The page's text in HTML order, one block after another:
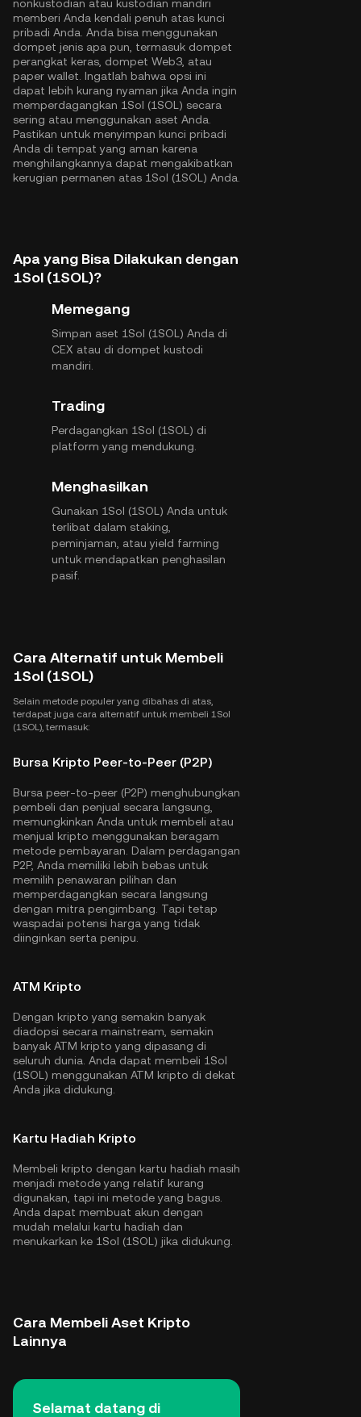
nonkustodian atau kustodian mandiri
memberi Anda kendali penuh atas kunci
pribadi Anda. Anda bisa menggunakan
dompet jenis apa pun, termasuk dompet
perangkat keras, dompet Web3, atau
paper wallet. Ingatlah bahwa opsi ini
dapat lebih kurang nyaman jika Anda ingin
memperdagangkan 1Sol (1SOL) secara
sering atau menggunakan aset Anda.
Pastikan untuk menyimpan kunci pribadi
Anda di tempat yang aman karena
menghilangkannya dapat mengakibatkan
kerugian permanen atas 1Sol (1SOL) Anda.
Apa yang Bisa Dilakukan dengan
1Sol (1SOL)?
Memegang
Simpan aset 1Sol (1SOL) Anda di
CEX atau di dompet kustodi
mandiri.
Trading
Perdagangkan 1Sol (1SOL) di
platform yang mendukung.
Menghasilkan
Gunakan 1Sol (1SOL) Anda untuk
terlibat dalam staking,
peminjaman, atau yield farming
untuk mendapatkan penghasilan
pasif.
Cara Alternatif untuk Membeli
1Sol (1SOL)
Selain metode populer yang dibahas di atas,
terdapat juga cara alternatif untuk membeli 1Sol
(1SOL), termasuk:
Bursa Kripto Peer-to-Peer (P2P)
Bursa peer-to-peer (P2P) menghubungkan
pembeli dan penjual secara langsung,
memungkinkan Anda untuk membeli atau
menjual kripto menggunakan beragam
metode pembayaran. Dalam perdagangan
P2P, Anda memiliki lebih bebas untuk
memilih penawaran pilihan dan
memperdagangkan secara langsung
dengan mitra pengimbang. Tapi tetap
waspadai potensi harga yang tidak
diinginkan serta penipu.
ATM Kripto
Dengan kripto yang semakin banyak
diadopsi secara mainstream, semakin
banyak ATM kripto yang dipasang di
seluruh dunia. Anda dapat membeli 1Sol
(1SOL) menggunakan ATM kripto di dekat
Anda jika didukung.
Kartu Hadiah Kripto
Membeli kripto dengan kartu hadiah masih
menjadi metode yang relatif kurang
digunakan, tapi ini metode yang bagus.
Anda dapat membuat akun dengan
mudah melalui kartu hadiah dan
menukarkan ke 1Sol (1SOL) jika didukung.
Cara Membeli Aset Kripto
Lainnya
Selamat datang di